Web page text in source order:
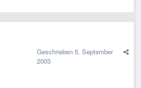
Geschrieben 5. September
2003